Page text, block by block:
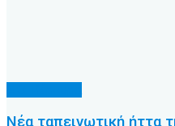
Νέα ταπεινωτική ήττα